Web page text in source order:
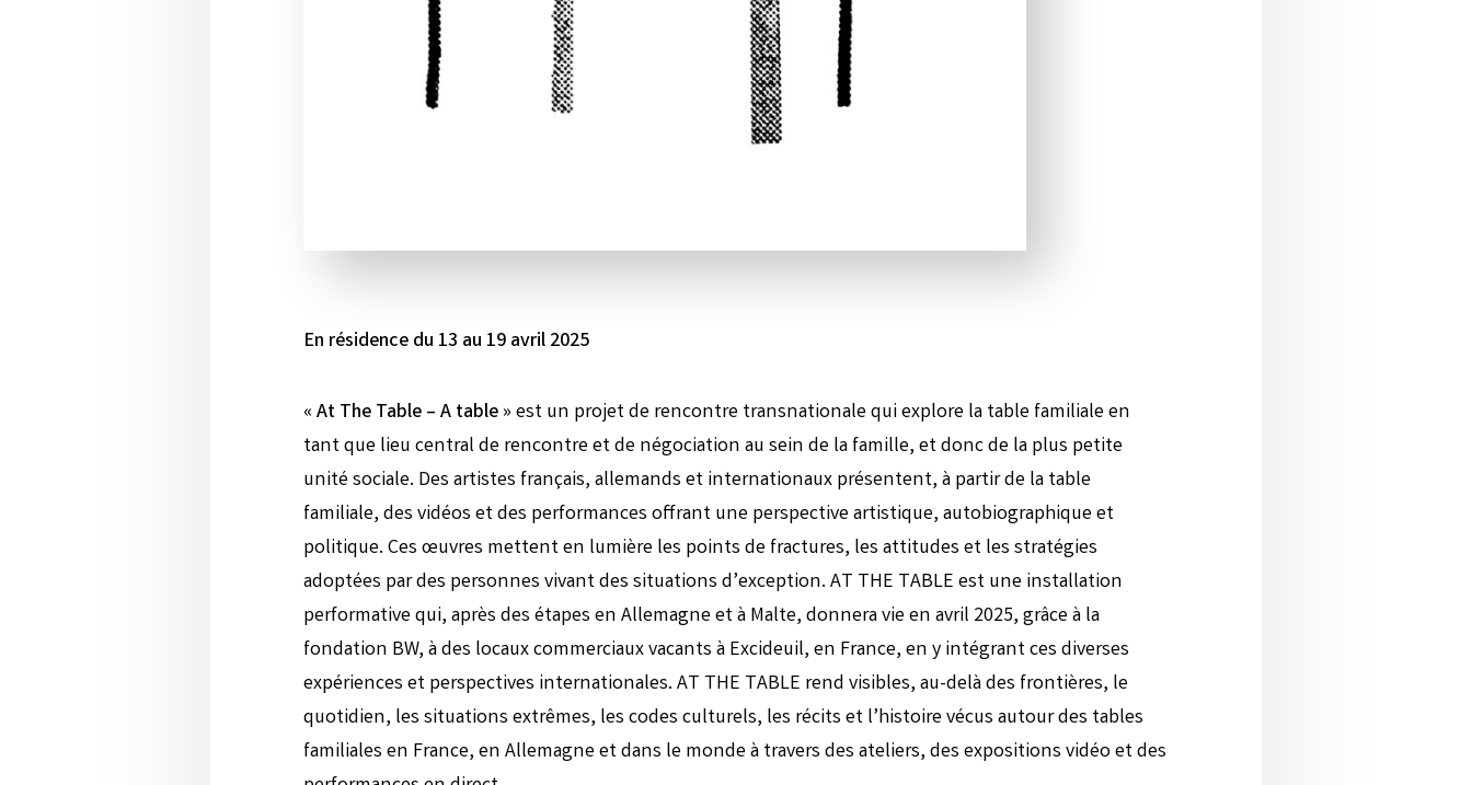
En résidence du 13 au 19 avril2025
« At The Table – A table »est un projet de rencontre transnationale qui explore la table familiale en
tant que lieu central de rencontre et de négociation au sein de la famille, et donc de la plus petite
unité sociale. Des artistes français, allemands et internationaux présentent, à partir de la table
familiale, des vidéos et des performances offrant une perspective artistique, autobiographique et
politique. Ces œuvres mettent en lumière les points de fractures, les attitudes et les stratégies
adoptées par des personnes vivant des situations d’exception. AT THE TABLE est une installation
performative qui, après des étapes en Allemagne et à Malte, donnera vie en avril 2025, grâce à la
fondation BW, à des locaux commerciaux vacants à Excideuil, en France, en y intégrant ces diverses
expériences et perspectives internationales. AT THE TABLE rend visibles, au-delà des frontières, le
quotidien, les situations extrêmes, les codes culturels, les récits et l’histoire vécus autour des tables
familiales en France, en Allemagne et dans le monde à travers des ateliers, des expositions vidéo et des